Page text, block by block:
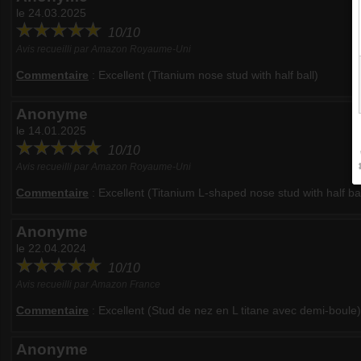
le 24.03.2025
10/10
Commentaire : Excellent (Titanium nose stud with half ball)
Anonyme
le 14.01.2025
10/10
Commentaire : Excellent (Titanium L-shaped nose stud with half
Anonyme
le 22.04.2024
10/10
Commentaire : Excellent (Stud de nez en L titane avec demi-boule)
Anonyme